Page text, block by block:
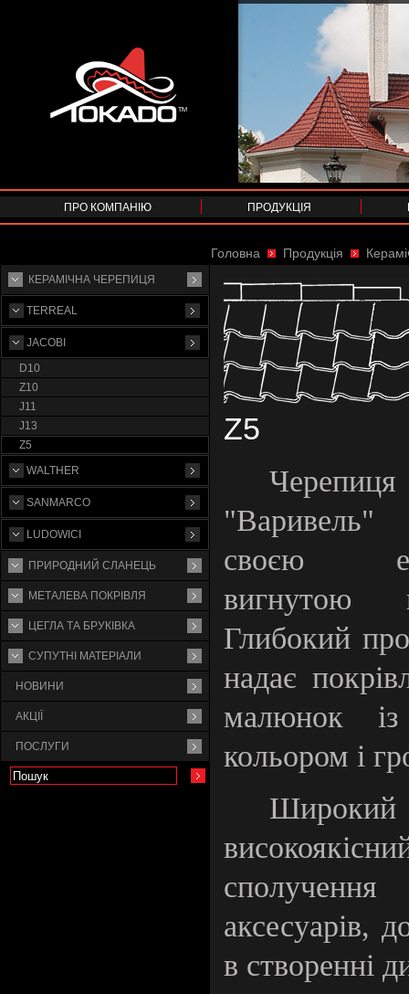
ПРО КОМПАНІЮ ПРОДУКЦІЯ
КЕРАМІЧНА ЧЕРЕПИЦЯ
TERREAL
JACOBI
D10
Z10
J11
J13
Z5
WALTHER
SANMARCO
LUDOWICI
ПРИРОДНИЙ СЛАНЕЦЬ
МЕТАЛЕВА ПОКРІВЛЯ
ЦЕГЛА ТА БРУКІВКА
СУПУТНI МАТЕРIАЛИ
НОВИНИ
АКЦІЇ
ПОСЛУГИ
Z5
"Варивель"
своєю
вигнутою
Глибокий
надає
малюнок
кольором і
аксесуарів,
в створенні
Головна Продукція